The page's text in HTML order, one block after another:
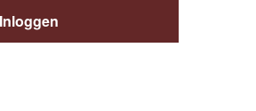
Inloggen